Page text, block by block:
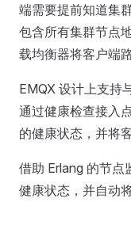
端需要提前知道集
包含所有集群节点
载均衡器将客户端
EMQX 设计上支持
通过健康检查接入
的健康状态，并将
借助 Erlang 的节点
健康状态，并自动